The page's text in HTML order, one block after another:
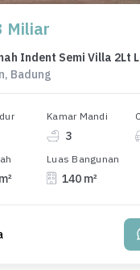
Miliar
Badung
Kamar Mandi
3
Luas Bangunan
140 m²